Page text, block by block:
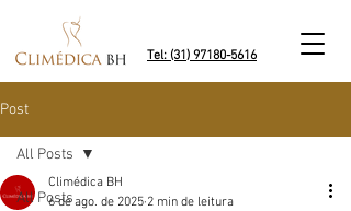
Tel: (31) 97180-5616
Post
All Posts
All Posts
Climédica BH
6 de ago. de 2025 2 min de leitura